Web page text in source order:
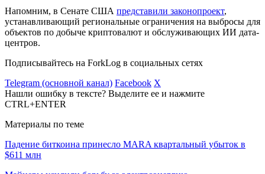
Напомним, в Сенате США представили законопроект,
устанавливающий региональные ограничения на выбросы для
объектов по добыче криптовалют и обслуживающих ИИ дата-
центров.
Подписывайтесь на ForkLog в социальных сетях
Telegram (основной канал) Facebook X
Нашли ошибку в тексте? Выделите ее и нажмите
CTRL+ENTER
Материалы по теме
Падение биткоина принесло MARA квартальный убыток в
$611 млн